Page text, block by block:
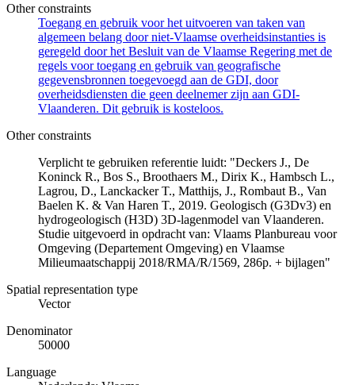
Other constraints
Toegang en gebruik voor het uitvoeren van taken van
algemeen belang door niet-Vlaamse overheidsinstanties is
geregeld door het Besluit van de Vlaamse Regering met de
regels voor toegang en gebruik van geografische
gegevensbronnen toegevoegd aan de GDI, door
overheidsdiensten die geen deelnemer zijn aan GDI-
Vlaanderen. Dit gebruik is kosteloos.
Other constraints
Verplicht te gebruiken referentie luidt: "Deckers J., De
Koninck R., Bos S., Broothaers M., Dirix K., Hambsch L.,
Lagrou, D., Lanckacker T., Matthijs, J., Rombaut B., Van
Baelen K. & Van Haren T., 2019. Geologisch (G3Dv3) en
hydrogeologisch (H3D) 3D-lagenmodel van Vlaanderen.
Studie uitgevoerd in opdracht van: Vlaams Planbureau voor
Omgeving (Departement Omgeving) en Vlaamse
Milieumaatschappij 2018/RMA/R/1569, 286p. + bijlagen"
Spatial representation type
Vector
Denominator
50000
Language